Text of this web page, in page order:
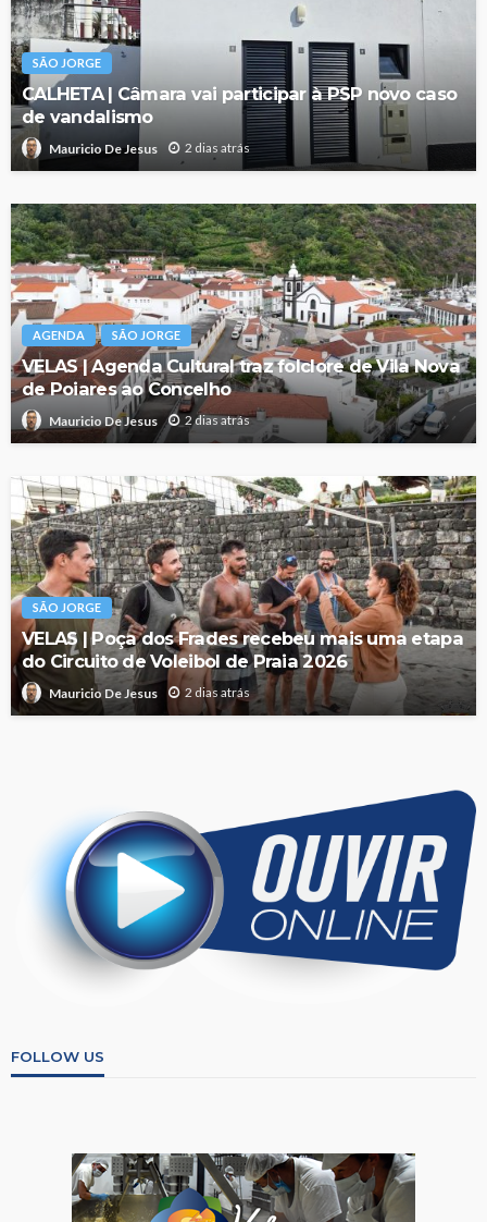
SÃO JORGE
CALHETA | Câmara vai participar à PSP novo caso
de vandalismo
Mauricio De Jesus 2 dias atrás
AGENDA SÃO JORGE
VELAS | Agenda Cultural traz folclore de Vila Nova
de Poiares ao Concelho
Mauricio De Jesus 2 dias atrás
SÃO JORGE
VELAS | Poça dos Frades recebeu mais uma etapa
do Circuito de Voleibol de Praia 2026
Mauricio De Jesus 2 dias atrás
FOLLOW US